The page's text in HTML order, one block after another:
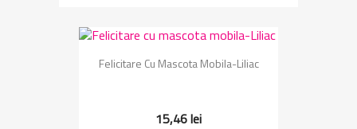
Felicitare Cu Mascota Mobila-Liliac
15,46 lei